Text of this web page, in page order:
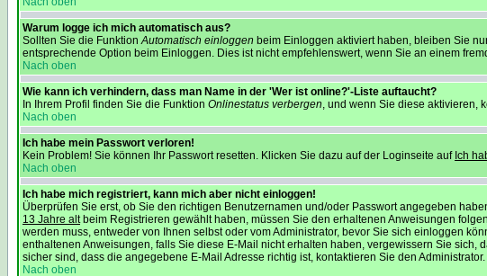
Warum logge ich mich automatisch aus?
Sollten Sie die FunktionAutomatisch einloggen beim Einloggen aktiviert haben, bleiben Sie
entsprechende Option beim Einloggen. Dies ist nicht empfehlenswert, wenn Sie an einem
Nach oben
Wie kann ich verhindern, dass man Name in der 'Wer ist online?'-Liste auftaucht?
In Ihrem Profil finden Sie die Funktion Onlinestatus verbergen, und wenn Sie diese aktivieren,
Nach oben
Ich habe mein Passwort verloren!
Kein Problem! Sie können Ihr Passwort resetten. Klicken Sie dazu auf der Loginseite auf Ich
Nach oben
Ich habe mich registriert, kann mich aber nicht einloggen!
Überprüfen Sie erst, ob Sie den richtigen Benutzernamen und/oder Passwort angegeben
13 Jahre altbeim Registrieren gewählt haben, müssen Sie den erhaltenen Anweisungen
werden muss, entweder von Ihnen selbst oder vom Administrator, bevor Sie sich einloggen
enthaltenen Anweisungen, falls Sie diese E-Mail nicht erhalten haben, vergewissern Sie sich,
sicher sind, dass die angegebene E-Mail Adresse richtig ist, kontaktieren Sie den Administrator.
Nach oben